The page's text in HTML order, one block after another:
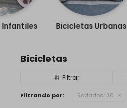
Bicicletas Urbanas
Bicicletas
Filtrando por: Rodados: 20